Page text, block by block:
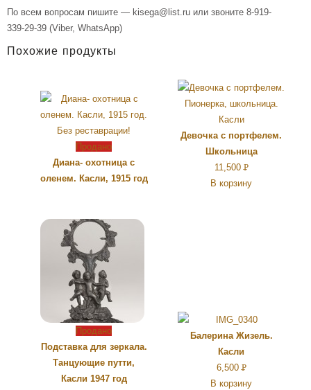
По всем вопросам пишите — kisega@list.ru или звоните 8-919-
339-29-39 (Viber, WhatsApp)
Похожие продукты
Продано
Диана- охотница с
оленем. Касли, 1915 год
Девочка с портфелем.
Школьница
11,500Р
УБ.
В корзину
Продано
Подставка для зеркала.
Танцующие путти,
Касли 1947 год
Балерина Жизель.
Касли
6,500Р
УБ.
В корзину